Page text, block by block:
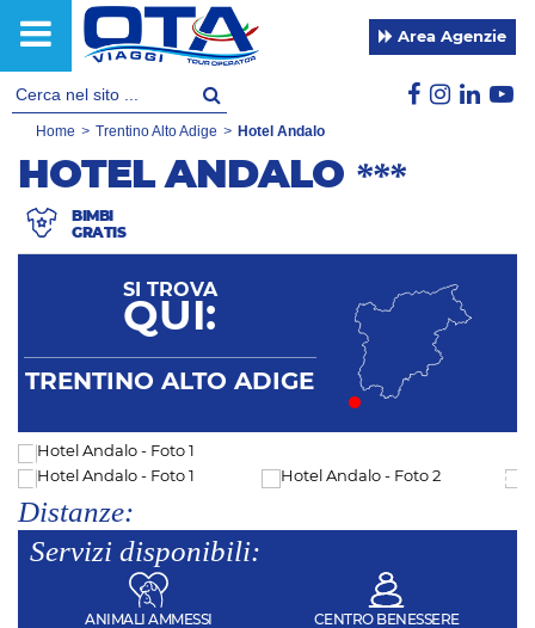
Area Agenzie
Home > Trentino Alto Adige > Hotel Andalo
HOTEL ANDALO ***
BIMBI
GRATIS
SI TROVA
QUI:
TRENTINO ALTO ADIGE
Distanze:
Servizi disponibili:
ANIMALI AMMESSI CENTRO BENESSERE